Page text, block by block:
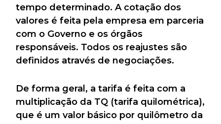
tempo determinado. A cotação dos
valores é feita pela empresa em parceria
com o Governo e os órgãos
responsáveis. Todos os reajustes são
definidos através de negociações.
De forma geral, a tarifa é feita com a
multiplicação da TQ (tarifa quilométrica),
que é um valor básico por quilômetro da